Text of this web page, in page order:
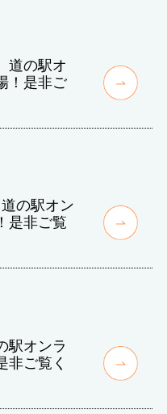
道の駅オ
！是非ご
の駅オン
是非ご覧
駅オンラ
非ご覧く